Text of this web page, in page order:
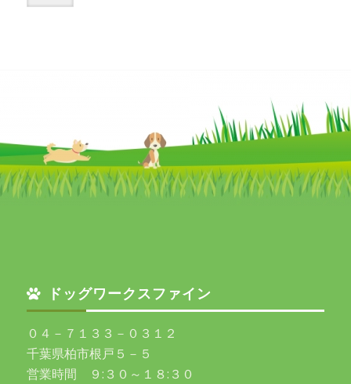
ドッグワークスファイン
０４－７１３３－０３１２
千葉県柏市根戸５－５
営業時間 ９:３０～１８:３０